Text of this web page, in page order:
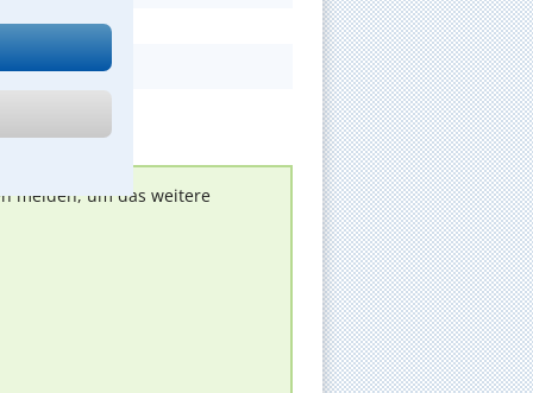
melden, um das weitere